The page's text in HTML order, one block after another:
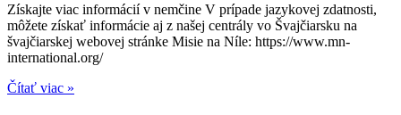
Získajte viac informácií v nemčine V prípade jazykovej zdatnosti,
môžete získať informácie aj z našej centrály vo Švajčiarsku na
švajčiarskej webovej stránke Misie na Níle: https://www.mn-
international.org/
Čítať viac »